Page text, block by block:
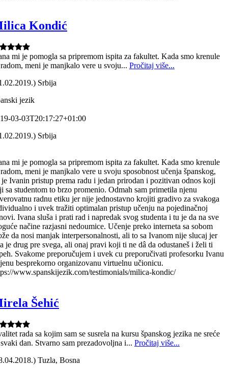
Kondić
mi je pomogla sa pripremom ispita za fakultet. Kada smo krenule
radom, meni je manjkalo vere u svoju... Pročitaj više...
Srbija
jezik
03-03T20:17:27+01:00
Srbija
mi je pomogla sa pripremom ispita za fakultet. Kada smo krenule
meni je manjkalo vere u svoju sposobnost učenja španskog,
Ivanin pristup prema radu i jedan prirodan i pozitivan odnos koji
sa studentom to brzo promenio. Odmah sam primetila njenu
radnu etiku jer nije jednostavno krojiti gradivo za svakoga
i uvek tražiti optimalan pristup učenju na pojedinačnoj
Ivana sluša i prati rad i napredak svog studenta i tu je da na sve
načine razjasni nedoumice. Učenje preko interneta sa sobom
da nosi manjak interpersonalnosti, ali to sa Ivanom nije slucaj jer
je drug pre svega, ali onaj pravi koji ti ne dâ da odustaneš i želi ti
Svakome preporučujem i uvek cu preporučivati profesorku Ivanu
besprekorno organizovanu virtuelnu učionicu.
www.spanskijezik.com/testimonials/milica-kondic/
Šehić
rada sa kojim sam se susrela na kursu španskog jezika ne sreće
dan. Stvarno sam prezadovoljna i... Pročitaj više...
Tuzla, Bosna